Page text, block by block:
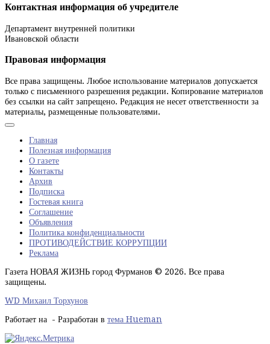
Контактная информация об учредителе
Департамент внутренней политики
Ивановской области
Правовая информация
Все права защищены. Любое использование материалов допускается
только с письменного разрешения редакции. Копирование материалов
без ссылки на сайт запрещено. Редакция не несет ответственности за
материалы, размещенные пользователями.
Главная
Полезная информация
О газете
Контакты
Архив
Подписка
Гостевая книга
Соглашение
Объявления
Политика конфиденциальности
ПРОТИВОДЕЙСТВИЕ КОРРУПЦИИ
Реклама
Газета НОВАЯ ЖИЗНЬ город Фурманов © 2026. Все права
защищены.
WD Михаил Торхунов
Работает на - Разработан в тема Hueman